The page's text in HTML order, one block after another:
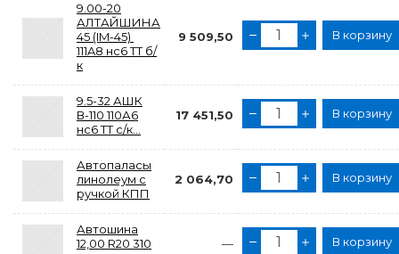
9.00-20
АЛТАЙШИНА
45 (IM-45)
111A8 нс6 TT б/
к
9 509,50 В корзину
9.5-32 АШК
В-110 110А6
нс6 ТТ с/к...
17 451,50 В корзину
Автопаласы
линолеум с
ручкой КПП
2 064,70 В корзину
Автошина
12,00 R20 310
— В корзину